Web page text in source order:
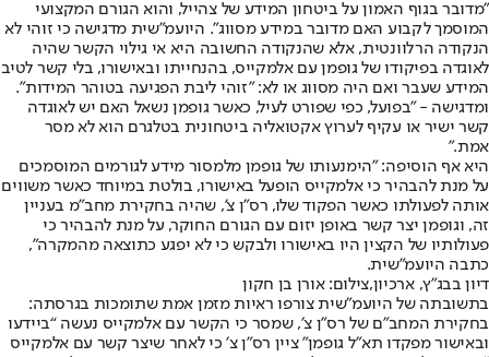
"מדובר בגוף האמון על ביטחון המידע של צהייל, והוא הגורם המקצועי
המוסמך לקבוע האם מדובר במידע מסווג". היועמ״שית מדגישה כי זוהי לא
הנקודה הרלוונטית, אלא שהנקודה החשובה היא אי גילוי הקשר שהיה
לאוגדה בפיקודו של גופמן עם אלמקייס, בהנחייתו ובאישורו, בלי קשר לטיב
המידע שעבר ואם היה מסווג או לא: "זוהי ליבת הפגיעה בטוהר המידות".
ומדגישה - ״בפועל, כפי שפורט לעיל, כאשר גופמן נשאל האם יש לאוגדה
קשר ישיר או עקיף לערוץ אקטואליה ביטחונית בטלגרם הוא לא מסר
אמת.״
היא אף הוסיפה: "הימנעותו של גופמן מלמסור מידע לגורמים המוסמכים
על מנת להבהיר כי אלמקייס הופעל באישורו, בולטת במיוחד כאשר משווים
אותה לפעולתו כאשר הפקוד שלו, רס"ן צ', שהיה בחקירת מחב"מ בעניין
זה, וגופמן יצר קשר באופן יזום עם הגורם החוקר, על מנת להבהיר כי
פעולותיו של הקצין היו באישורו ולבקש כי לא יפגע כתוצאה מהמקרה",
כתבה היועמ"שית.
דיון בבג"ץ, ארכיון,צילום: אורן בן חקון
בתשובתה של היועמ״שית צורפו ראיות מזמן אמת שתומכות בגרסתה:
בחקירת המחב״ם של רס״ן צ׳, שמסר כי הקשר עם אלמקייס נעשה “ביידעו
ובאישור מפקדו תא״ל גופמן” ציין רס״ן צ׳ כי לאחר שיצר קשר עם אלמקייס